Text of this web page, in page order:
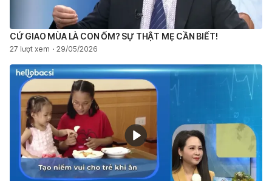
CỨ GIAO MÙA LÀ CON ỐM? SỰ THẬT MẸ CẦN BIẾT!
27 lượt xem 29/05/2026